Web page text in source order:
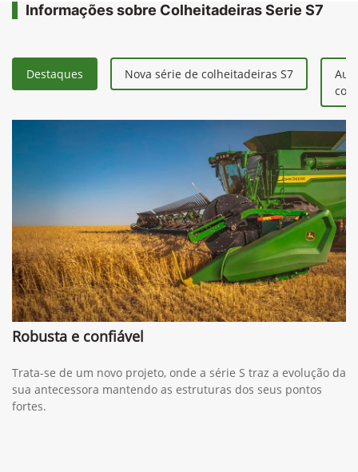
Informações sobre Colheitadeiras Serie S7
Destaques Nova série de colheitadeiras S7
Robusta e confiável
Trata-se de um novo projeto, onde a série S traz a evolução da
sua antecessora mantendo as estruturas dos seus pontos
fortes.